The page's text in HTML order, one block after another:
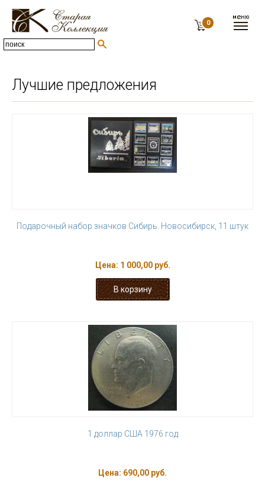
0
Лучшие предложения
Подарочный набор значков Сибирь. Новосибирск, 11 штук
Цена: 1 000,00 руб.
1 доллар США 1976 год
Цена: 690,00 руб.